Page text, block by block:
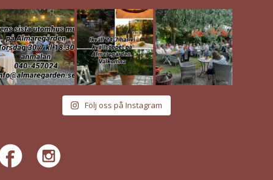
Följ oss på Instagram